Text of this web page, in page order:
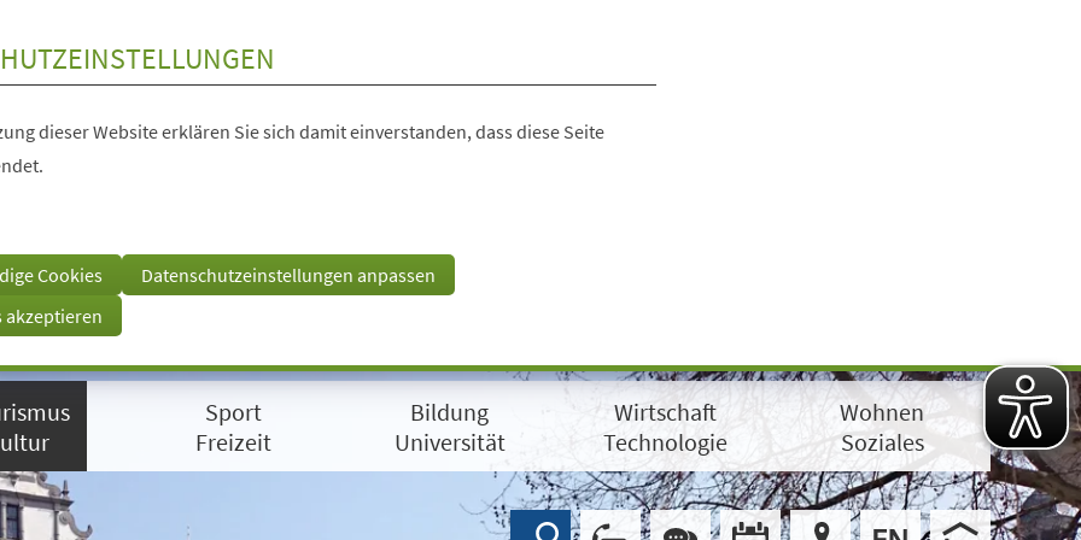
dieser Website erklären Sie sich damit einverstanden, dass diese Seite
Cookies
Datenschutzeinstellungen anpassen
akzeptieren
Sport
Freizeit
Bildung
Universität
Wirtschaft
Technologie
Wohnen
Soziales